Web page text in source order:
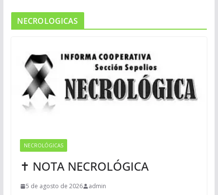
NECROLOGICAS
NECROLÓGICAS
✝ NOTA NECROLÓGICA
5 de agosto de 2026 admin